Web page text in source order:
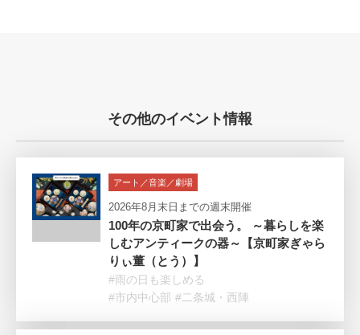
その他のイベント情報
アート／音楽／劇場
2026年8月末日までの週末開催
100年の京町家で出会う。 ～暮らしを楽
しむアンティークの器～【京町家ぎゃら
りぃ董（とう）】
#雨の日も楽しめる
#市内中心部 #二条城・西陣